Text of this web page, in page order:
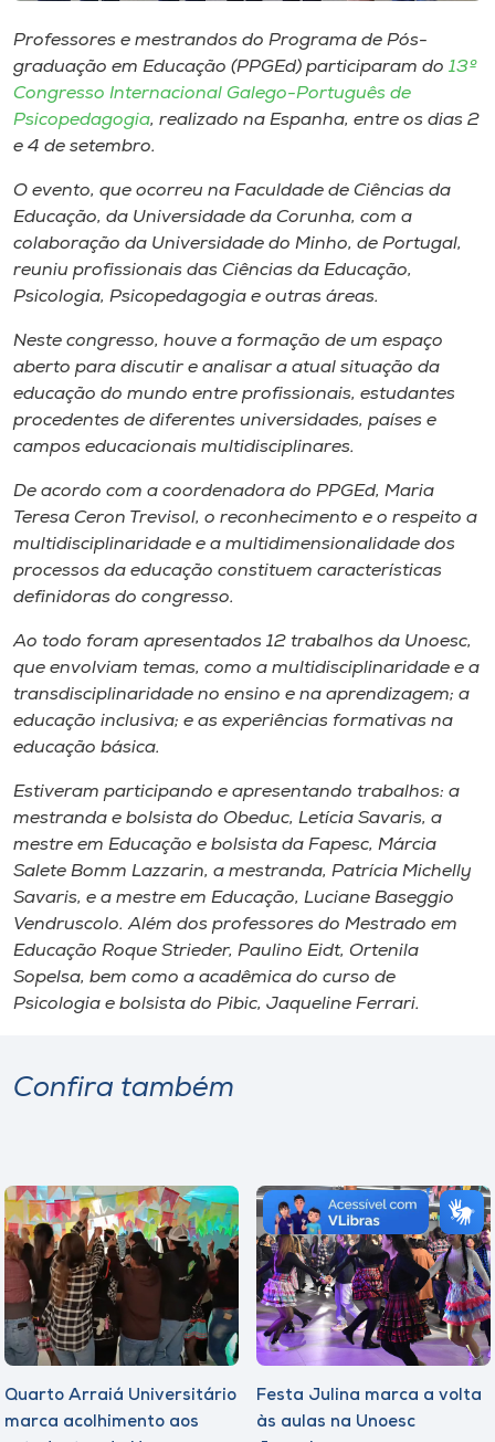
Unoesc
Store
o idioma
Professores e mestrandos do Programa de Pós-
graduação em Educação (PPGEd) participaram do 13º
Congresso Internacional Galego-Português de
Psicopedagogia, realizado na Espanha, entre os dias 2
e 4 de setembro.
O evento, que ocorreu na Faculdade de Ciências da
Educação, da Universidade da Corunha, com a
colaboração da Universidade do Minho, de Portugal,
reuniu profissionais das Ciências da Educação,
Psicologia, Psicopedagogia e outras áreas.
Neste congresso, houve a formação de um espaço
aberto para discutir e analisar a atual situação da
educação do mundo entre profissionais, estudantes
procedentes de diferentes universidades, países e
campos educacionais multidisciplinares.
De acordo com a coordenadora do PPGEd, Maria
Teresa Ceron Trevisol, o reconhecimento e o respeito a
multidisciplinaridade e a multidimensionalidade dos
processos da educação constituem características
definidoras do congresso.
Ao todo foram apresentados 12 trabalhos da Unoesc,
que envolviam temas, como a multidisciplinaridade e a
transdisciplinaridade no ensino e na aprendizagem; a
educação inclusiva; e as experiências formativas na
educação básica.
Estiveram participando e apresentando trabalhos: a
mestranda e bolsista do Obeduc, Letícia Savaris, a
mestre em Educação e bolsista da Fapesc, Márcia
Salete Bomm Lazzarin, a mestranda, Patrícia Michelly
Savaris, e a mestre em Educação, Luciane Baseggio
Vendruscolo. Além dos professores do Mestrado em
Educação Roque Strieder, Paulino Eidt, Ortenila
Sopelsa, bem como a acadêmica do curso de
Psicologia e bolsista do Pibic, Jaqueline Ferrari.
Confira também
Quarto Arraiá Universitário
marca acolhimento aos
Festa Julina marca a volta
às aulas na Unoesc